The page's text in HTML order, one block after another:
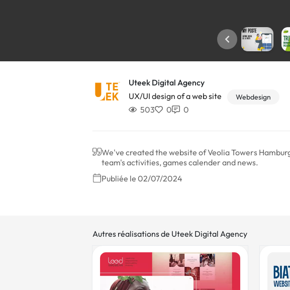
Uteek Digital Agency
UX/UI design of a web site
Webdesign
503 0 0
We've created the website of Veolia Towers
team's activities, games calender and news.
Publiée le 02/07/2024
Autres réalisations de Uteek Digital Agency